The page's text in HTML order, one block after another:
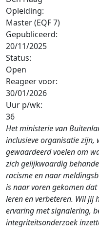
Opleiding:
Master (EQF 7)
Gepubliceerd:
20/11/2025
Status:
Open
Reageer voor:
30/01/2026
Uur p/wk:
36
Het ministerie van
inclusieve organisatie zijn,
gewaardeerd voelen om
zich gelijkwaardig
racisme en naar
is naar voren gekomen
leren en verbeteren. Wil jij
ervaring met signalering,
integriteitsonderzoek